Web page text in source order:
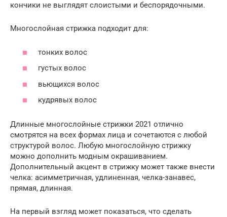
кончики не выглядят слоистыми и беспорядочными.
Многослойная стрижка подходит для:
тонких волос
густых волос
вьющихся волос
кудрявых волос
Длинные многослойные стрижки 2021 отлично
смотрятся на всех формах лица и сочетаются с любой
структурой волос. Любую многослойную стрижку
можно дополнить модным окрашиванием.
Дополнительный акцент в стрижку может также внести
челка: асимметричная, удлиненная, челка-занавес,
прямая, длинная.
На первый взгляд может показаться, что сделать